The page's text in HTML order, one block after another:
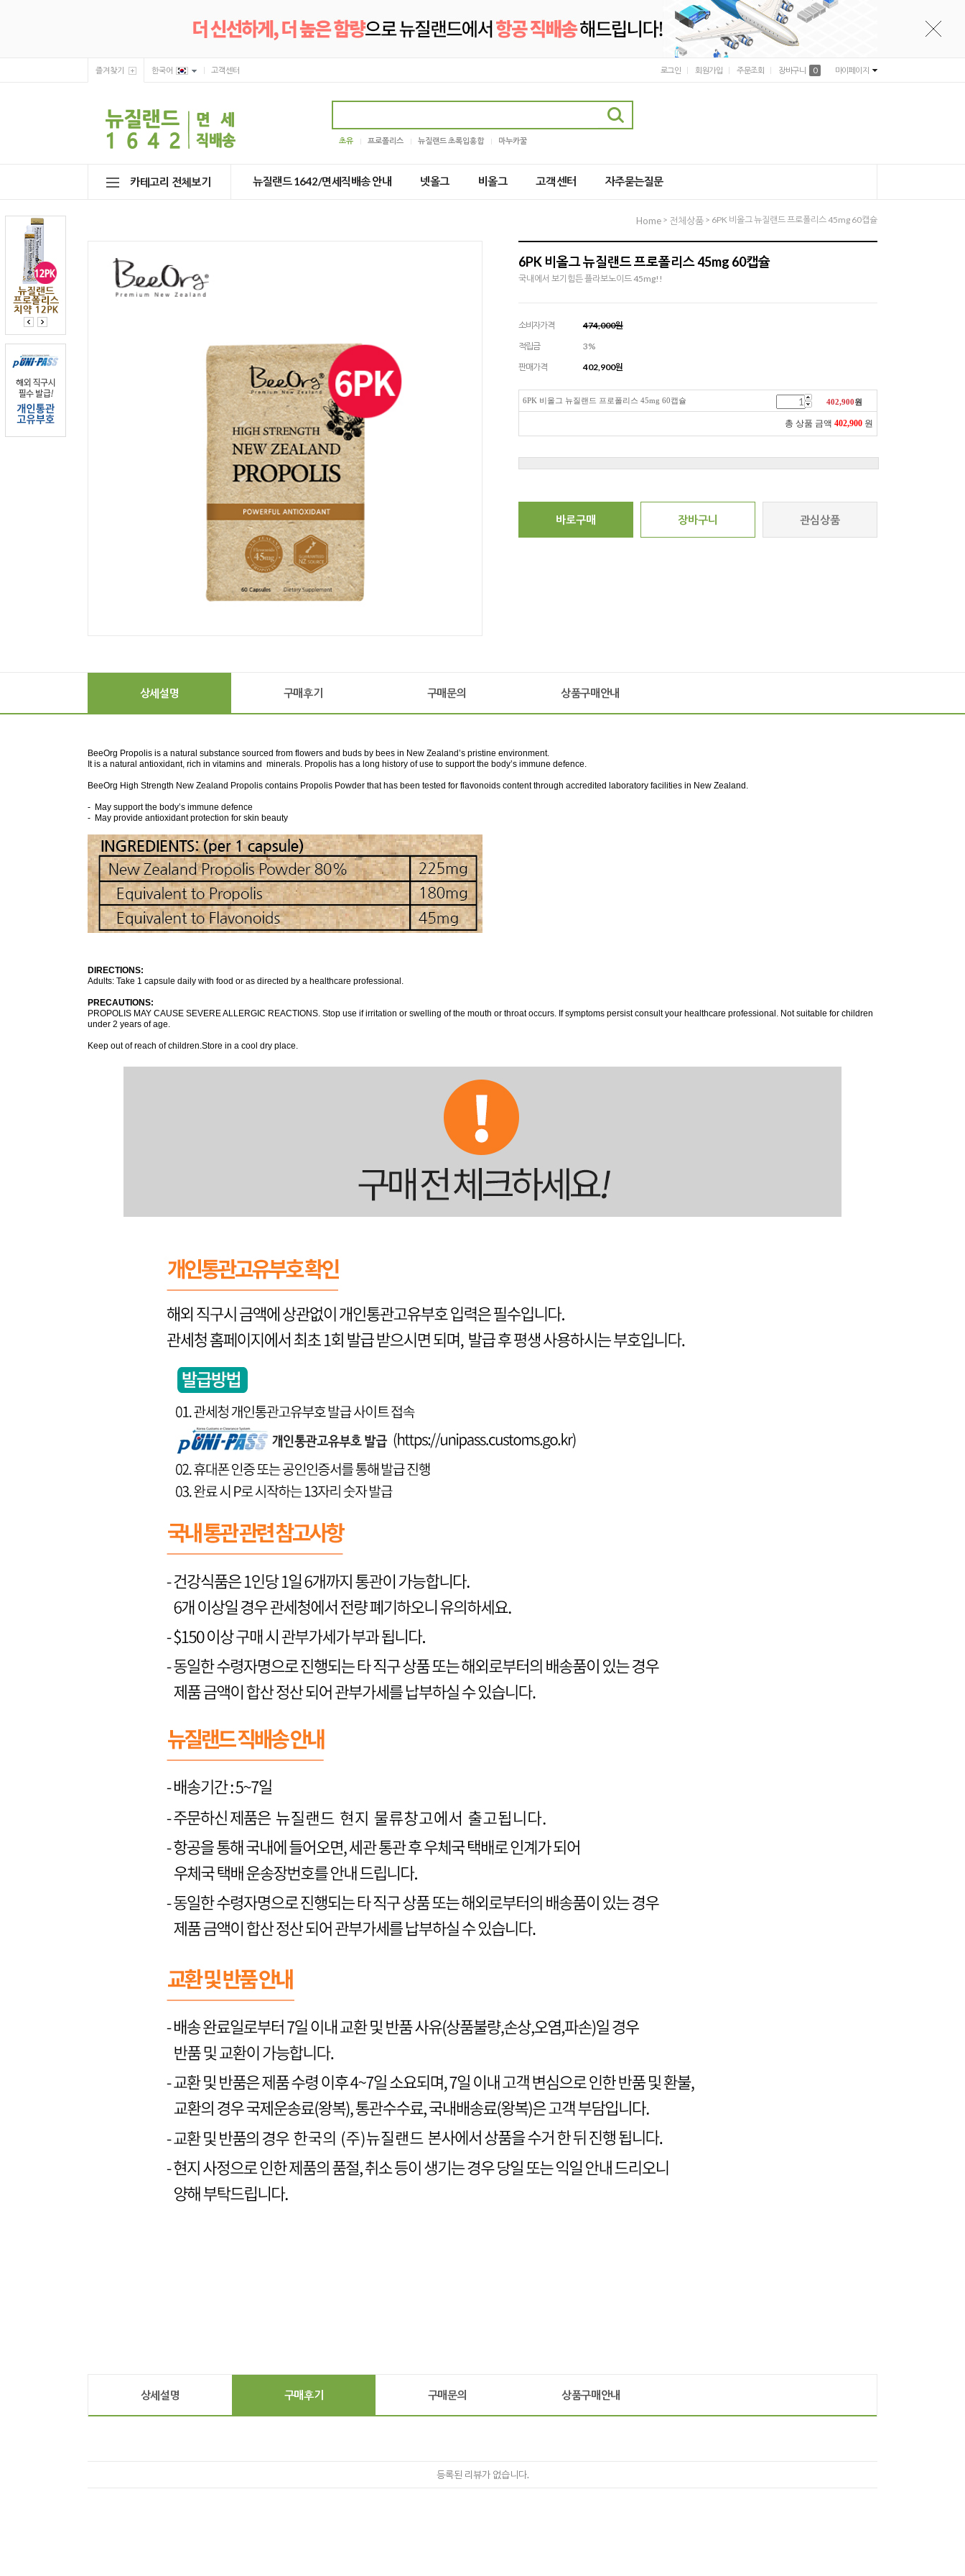
즐겨찾기 한국어 고객센터 로그인 회원가입 주문조회 장바구니 0 마이페이지
초유 프로폴리스 뉴질랜드 초록입홍합 마누카꿀
카테고리 전체보기 뉴질랜드 1642/면세직배송 안내 넷올그 비올그 고객 센터 자주묻는질문
Home > 전체상품 > 6PK 비올그 뉴질랜드 프로폴리스 45mg 60캡슐
6PK 비올그 뉴질랜드 프로폴리스 45mg 60캡슐
국내에서 보기힘든 플라보노이드 45mg!!
소비자가격
474,000원
적립금
3%
판매가격
402,900원
6PK 비올그 뉴질랜드 프로폴리스 45mg 60캡슐 402,900원
총 상품 금액 402,900 원
바로구매 장바구니 관심상품
상세설명 구매후기 구매문의 상품구매안내
BeeOrg Propolis is a natural substance sourced from flowers and buds by bees in New Zealand’s pristine environment.
It is a natural antioxidant, rich in vitamins and minerals. Propolis has a long history of use to support the body’s immune defence.
BeeOrg High Strength New Zealand Propolis contains Propolis Powder that has been tested for flavonoids content through accredited laboratory facilities in New Zealand.
- May support the body’s immune defence
- May provide antioxidant protection for skin beauty
DIRECTIONS:
Adults: Take 1 capsule daily with food or as directed by a healthcare professional.
PRECAUTIONS:
PROPOLIS MAY CAUSE SEVERE ALLERGIC REACTIONS. Stop use if irritation or swelling of the mouth or throat occurs. If symptoms persist consult your healthcare professional. Not suitable for children
under 2 years of age.
Keep out of reach of children.Store in a cool dry place.
상세설명 구매후기 구매문의 상품구매안내
등록된 리뷰가 없습니다.